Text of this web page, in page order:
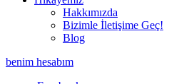
Hakkımızda
Bizimle İletişime Geç!
Blog
benim hesabım